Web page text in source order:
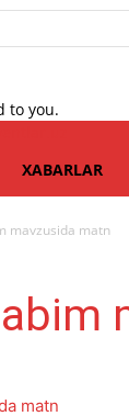
to you.
XABARLAR
mavzusida matn